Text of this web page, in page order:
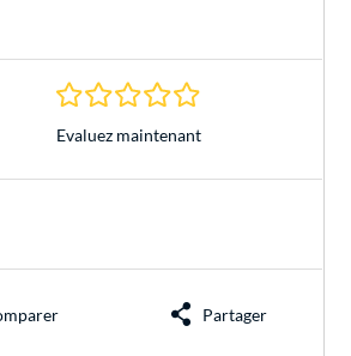
0.0 Étoiles à 0
Evaluez maintenant
Partager